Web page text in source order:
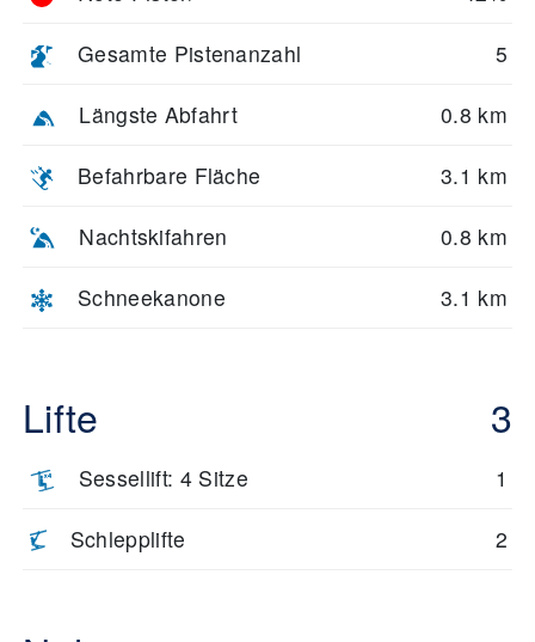
Gesamte Pistenanzahl 5
Längste Abfahrt 0.8 km
Befahrbare Fläche 3.1 km
Nachtskifahren 0.8 km
Schneekanone 3.1 km
Lifte 3
Sessellift: 4 Sitze 1
Schlepplifte 2